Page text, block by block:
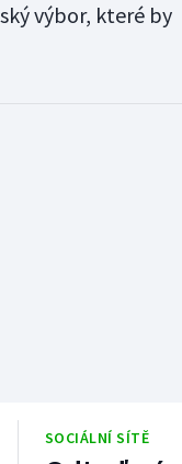
výbor, které by
SOCIÁLNÍ SÍTĚ